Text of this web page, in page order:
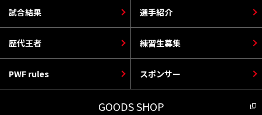
選手紹介
PWF rules
歴代王者
スポンサー
試合結果
練習生募集
GOODS SHOP